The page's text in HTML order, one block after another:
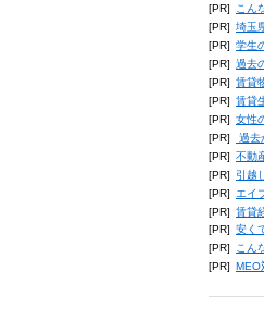
[PR]
こん
[PR] 埼玉
[PR] 学生
[PR] 過去
[PR] 賃貸
[PR] 賃貸
[PR] 女性
[PR]
過去
[PR] 不動
[PR]
引越
[PR]
エイ
[PR] 賃貸
[PR] 安く
[PR]
こん
[PR]
MEO